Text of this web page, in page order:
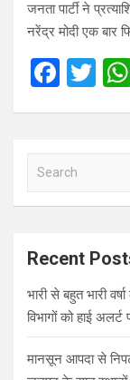
जनता पार्टी ने
नरेंद्र मोदी एक बार
F
b
o
o
k
T
a
c
Recent
भारी से बहुत भारी
विभागों को हाई
मानसून आपदा से